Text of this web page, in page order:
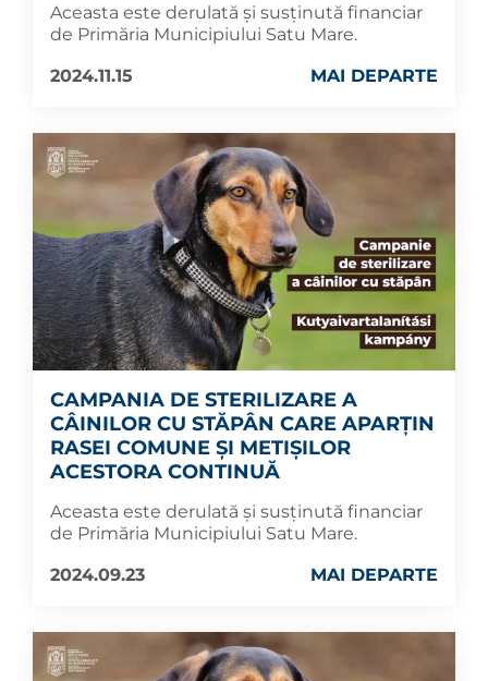
Aceasta este derulată și susținută financiar
de Primăria Municipiului Satu Mare.
2024.11.15
MAI DEPARTE
CAMPANIA DE STERILIZARE A
CÂINILOR CU STĂPÂN CARE APARȚIN
RASEI COMUNE ȘI METIȘILOR
ACESTORA CONTINUĂ
Aceasta este derulată și susținută financiar
de Primăria Municipiului Satu Mare.
2024.09.23
MAI DEPARTE